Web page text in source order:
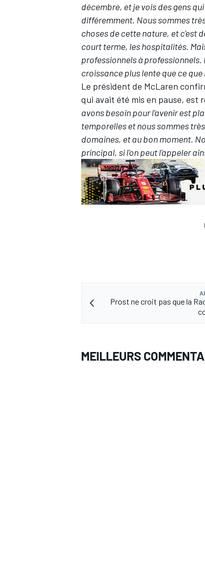
décembre, et je vois des gens
différemment. Nous sommes
choses de cette nature, et c'est
court terme, les hospitalités.
professionnels à professionnels.
croissance plus lente que ce
Le président de McLaren
qui avait été mis en pause, est
avons besoin pour l'avenir est
temporelles et nous sommes
domaines, et au bon moment.
principal, si l'on peut l'appeler
Prost ne croit pas que la
MEILLEURS